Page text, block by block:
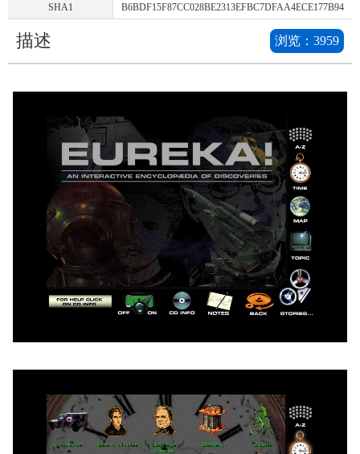
SHA1 B6BDF15F87CC028BE2313EFBC7DFAA4ECE177B94
描述 浏览： 3959